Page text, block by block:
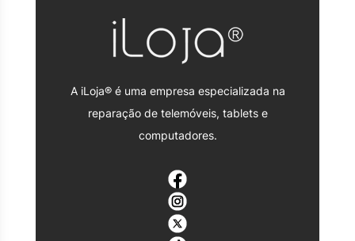
A iLoja® é uma empresa especializada na
reparação de telemóveis, tablets e
computadores.